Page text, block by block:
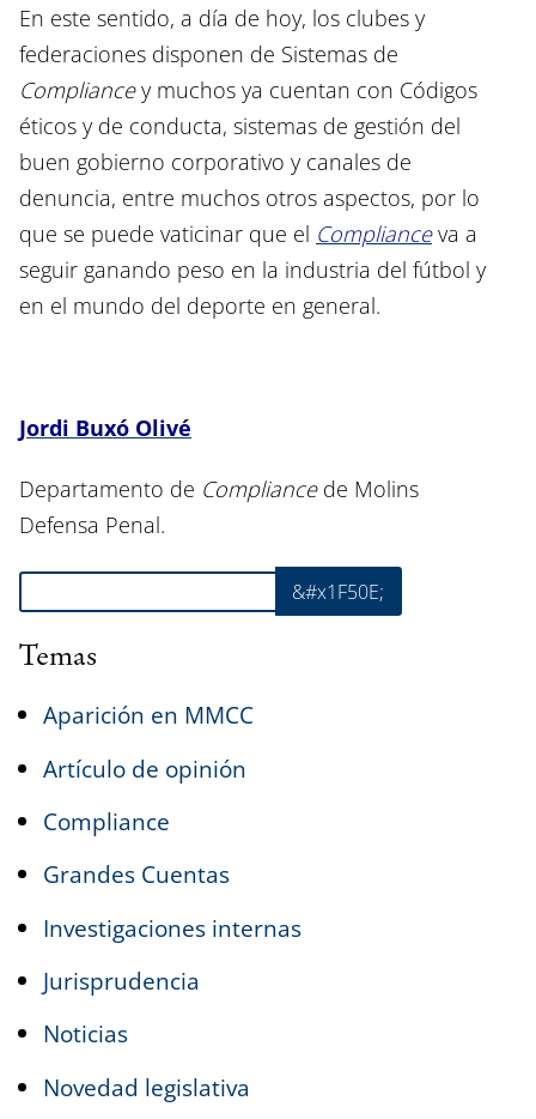
En este sentido, a día de hoy, los clubes y
federaciones disponen de Sistemas de
Compliancey muchos ya cuentan con Códigos
éticos y de conducta, sistemas de gestión del
buen gobierno corporativo y canales de
denuncia, entre muchos otros aspectos, por lo
que se puede vaticinar que el Complianceva a
seguir ganando peso en la industria del fútbol y
en el mundo del deporte en general.
Jordi Buxó Olivé
Departamento de Compliancede Molins
Defensa Penal.
Buscar &#x1F50E;
Temas
Aparición en MMCC
Artículo de opinión
Compliance
Grandes Cuentas
Investigaciones internas
Jurisprudencia
Noticias
Novedad legislativa